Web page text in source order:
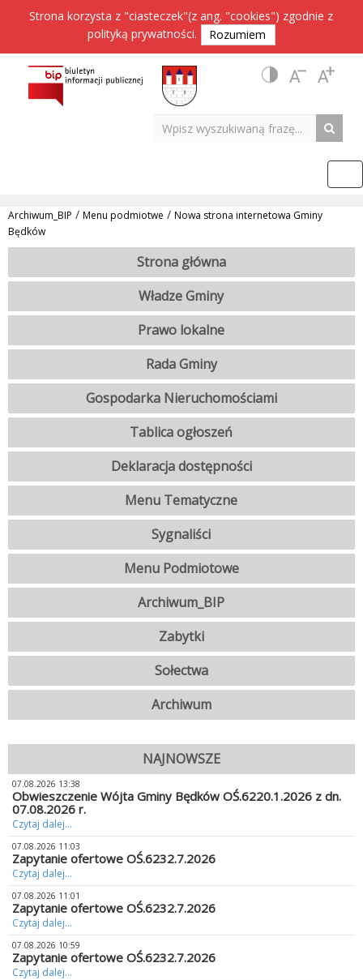
Strona korzysta z "ciasteczek"(z ang. "cookies") zgodnie z
polityką prywatności. Rozumiem
Archiwum_BIP / Menu podmiotwe / Nowa strona internetowa Gminy
Będków
Strona główna
Władze Gminy
Prawo lokalne
Rada Gminy
Gospodarka Nieruchomościami
Tablica ogłoszeń
Deklaracja dostępności
Menu Tematyczne
Sygnaliści
Menu Podmiotowe
Archiwum_BIP
Zabytki
Sołectwa
Archiwum
NAJNOWSZE
07.08.2026 13:38
Obwieszczenie Wójta Gminy Będków OŚ.6220.1.2026 z dn.
07.08.2026 r.
Czytaj dalej...
07.08.2026 11:03
Zapytanie ofertowe OŚ.6232.7.2026
Czytaj dalej...
07.08.2026 11:01
Zapytanie ofertowe OŚ.6232.7.2026
Czytaj dalej...
07.08.2026 10:59
Zapytanie ofertowe OŚ.6232.7.2026
Czytaj dalej...